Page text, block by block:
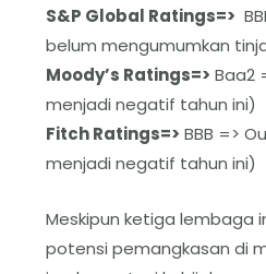
S&P Global Ratings=>
belum mengumumkan
Moody’s Ratings=> Baa2
menjadi negatif tahun ini)
Fitch Ratings=> BBB =>
menjadi negatif tahun ini)
Meskipun ketiga lembaga
potensi pemangkasan di